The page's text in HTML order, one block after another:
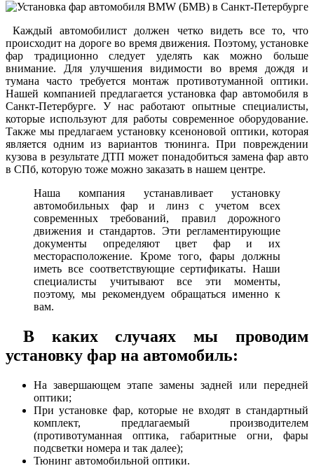
Каждый автомобилист должен четко видеть все то, что
происходит на дороге во время движения. Поэтому, установке
фар традиционно следует уделять как можно больше
внимание. Для улучшения видимости во время дождя и
тумана часто требуется монтаж противотуманной оптики.
Нашей компанией предлагается установка фар автомобиля в
Санкт-Петербурге. У нас работают опытные специалисты,
которые используют для работы современное оборудование.
Также мы предлагаем установку ксеноновой оптики, которая
является одним из вариантов тюнинга. При повреждении
кузова в результате ДТП может понадобиться замена фар авто
в СПб, которую тоже можно заказать в нашем центре.
Наша компания устанавливает установку
автомобильных фар и линз с учетом всех
современных требований, правил дорожного
движения и стандартов. Эти регламентирующие
документы определяют цвет фар и их
месторасположение. Кроме того, фары должны
иметь все соответствующие сертификаты. Наши
специалисты учитывают все эти моменты,
поэтому, мы рекомендуем обращаться именно к
вам.
В каких случаях мы проводим
установку фар на автомобиль:
На завершающем этапе замены задней или передней
оптики;
При установке фар, которые не входят в стандартный
комплект, предлагаемый производителем
(противотуманная оптика, габаритные огни, фары
подсветки номера и так далее);
Тюнинг автомобильной оптики.